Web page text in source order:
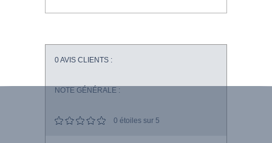
0AVIS CLIENTS :
NOTE GÉNÉRALE :
0 étoiles sur 5